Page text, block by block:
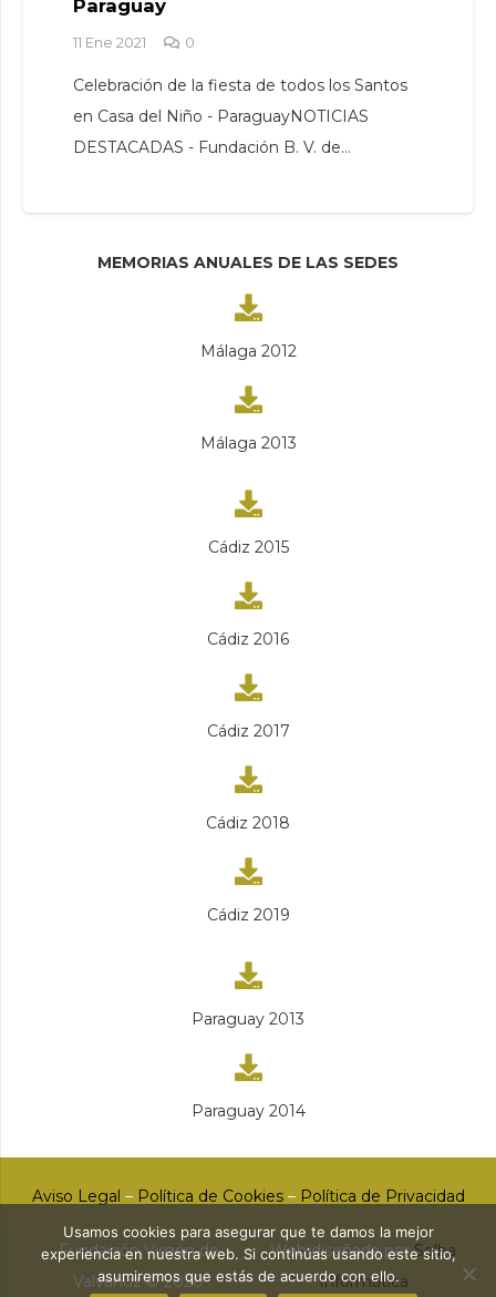
Paraguay
11 Ene 2021 0
Celebración de la fiesta de todos los Santos
en Casa del Niño - ParaguayNOTICIAS
DESTACADAS - Fundación B. V. de…
MEMORIAS ANUALES DE LAS SEDES
Málaga 2012
Málaga 2013
Cádiz 2015
Cádiz 2016
Cádiz 2017
Cádiz 2018
Cádiz 2019
Paraguay 2013
Paraguay 2014
Aviso Legal – Política de Cookies– Política de Privacidad
Fundación Virgen de
Valvanuz © 2020
Web diseñada porSolba
Informática
Usamos cookies para asegurar que te damos la mejor
experiencia en nuestra web. Si continúas usando este sitio,
asumiremos que estás de acuerdo con ello.